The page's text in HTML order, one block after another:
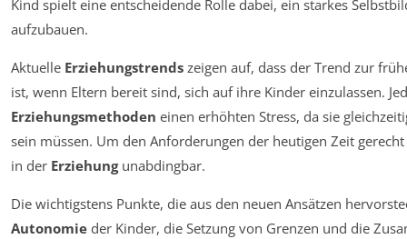
Kind spielt eine entscheidende Rolle dabei, ein starkes
aufzubauen.
Aktuelle Erziehungstrends zeigen auf, dass der Trend zur
ist, wenn Eltern bereit sind, sich auf ihre Kinder einzulassen.
Erziehungsmethoden einen erhöhten Stress, da sie
sein müssen. Um den Anforderungen der heutigen Zeit
in der Erziehungunabdingbar.
Die wichtigstens Punkte, die aus den neuen Ansätzen
Autonomie der Kinder, die Setzung von Grenzen und die